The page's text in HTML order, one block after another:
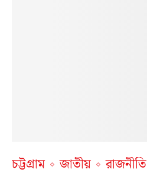
চট্টগ্রাম জাতীয়
রাজনীতি